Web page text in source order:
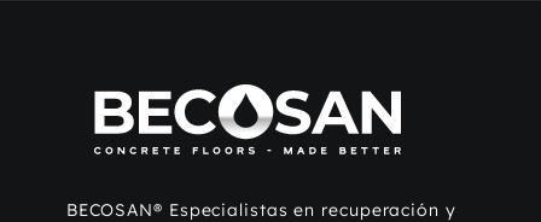
BECOSAN® Especialistas en recuperación y